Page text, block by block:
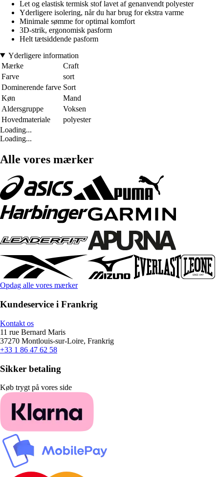
Let og elastisk termisk stof lavet af genanvendt polyester
Yderligere isolering, når du har brug for ekstra varme
Minimale sømme for optimal komfort
3D-strik, ergonomisk pasform
Helt tætsiddende pasform
Yderligere information
Mærke
Craft
Farve
sort
Dominerende farve Sort
Køn
Mand
Aldersgruppe
Voksen
Hovedmateriale
polyester
Loading...
Loading...
Alle vores mærker
Opdag alle vores mærker
Kundeservice i Frankrig
Kontakt os
11 rue Bernard Maris
37270 Montlouis-sur-Loire, Frankrig
+33 1 86 47 62 58
Sikker betaling
Køb trygt på vores side